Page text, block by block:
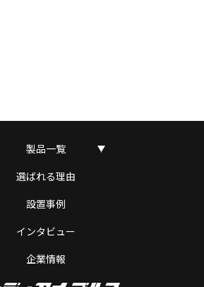
製品一覧
選ばれる理由
設置事例
インタビュー
企業情報